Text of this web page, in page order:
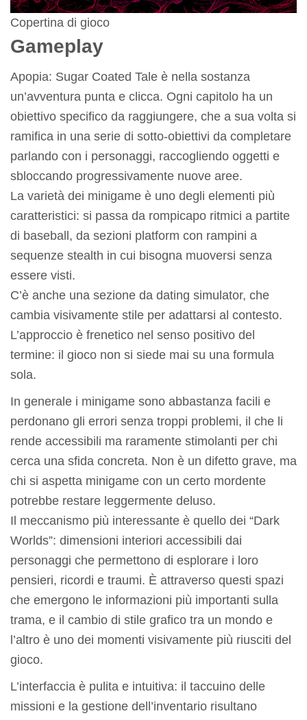
Copertina di gioco
Gameplay
Apopia: Sugar Coated Tale è nella sostanza
un’avventura punta e clicca. Ogni capitolo ha un
obiettivo specifico da raggiungere, che a sua volta si
ramifica in una serie di sotto-obiettivi da completare
parlando con i personaggi, raccogliendo oggetti e
sbloccando progressivamente nuove aree.
La varietà dei minigame è uno degli elementi più
caratteristici: si passa da rompicapo ritmici a partite
di baseball, da sezioni platform con rampini a
sequenze stealth in cui bisogna muoversi senza
essere visti.
C’è anche una sezione da dating simulator, che
cambia visivamente stile per adattarsi al contesto.
L’approccio è frenetico nel senso positivo del
termine: il gioco non si siede mai su una formula
sola.
In generale i minigame sono abbastanza facili e
perdonano gli errori senza troppi problemi, il che li
rende accessibili ma raramente stimolanti per chi
cerca una sfida concreta. Non è un difetto grave, ma
chi si aspetta minigame con un certo mordente
potrebbe restare leggermente deluso.
Il meccanismo più interessante è quello dei “Dark
Worlds”: dimensioni interiori accessibili dai
personaggi che permettono di esplorare i loro
pensieri, ricordi e traumi. È attraverso questi spazi
che emergono le informazioni più importanti sulla
trama, e il cambio di stile grafico tra un mondo e
l’altro è uno dei momenti visivamente più riusciti del
gioco.
L’interfaccia è pulita e intuitiva: il taccuino delle
missioni e la gestione dell’inventario risultano